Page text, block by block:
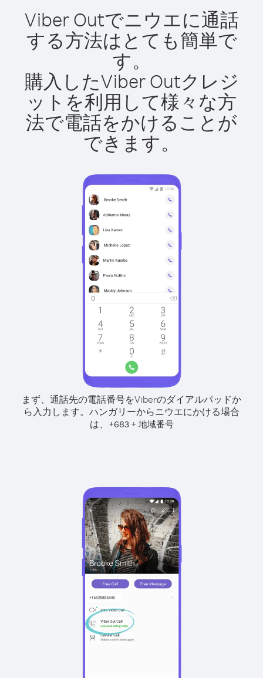
Viber Outでニウエに通話
する方法はとても簡単で
す。
購入したViber Outクレジ
ットを利用して様々な方
法で電話をかけることが
できます。
まず、通話先の電話番号をViberのダイアルパッドか
ら入力します。 ハンガリーからニウエにかける場合
は、
+683+ 地域番号